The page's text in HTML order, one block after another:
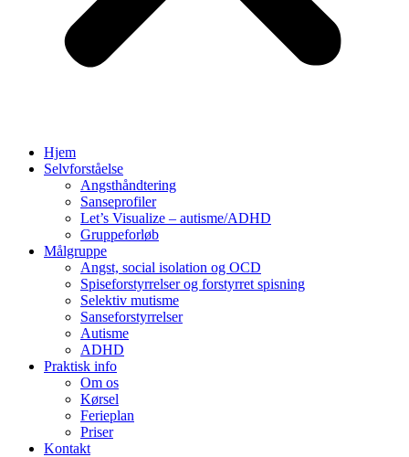
Hjem
Selvforståelse
Angsthåndtering
Sanseprofiler
Let’s Visualize – autisme/ADHD
Gruppeforløb
Målgruppe
Angst, social isolation og OCD
Spiseforstyrrelser og forstyrret spisning
Selektiv mutisme
Sanseforstyrrelser
Autisme
ADHD
Praktisk info
Om os
Kørsel
Ferieplan
Priser
Kontakt